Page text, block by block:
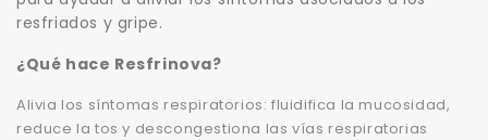
resfriados y gripe.
¿Qué hace Resfrinova?
Alivia los síntomas respiratorios: fluidifica la mucosidad,
reduce la tos y descongestiona las vías respiratorias